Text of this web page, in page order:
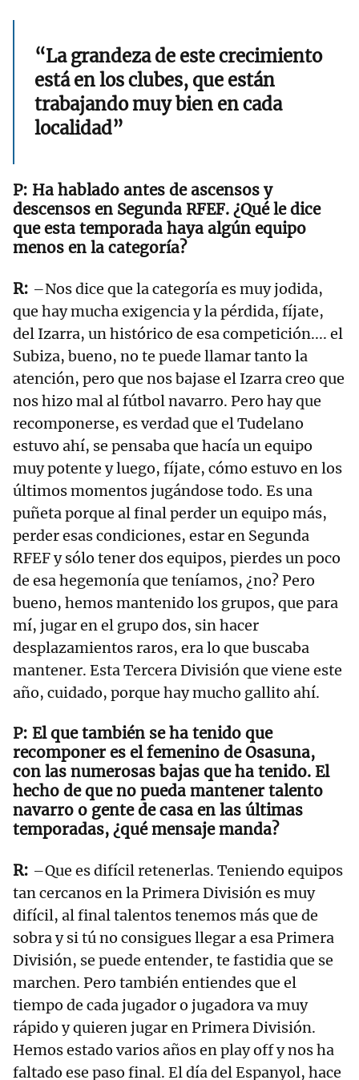
“La grandeza de este crecimiento
está en los clubes, que están
trabajando muy bien en cada
localidad”
Ha hablado antes de ascensos y
descensos en Segunda RFEF. ¿Qué le dice
que esta temporada haya algún equipo
menos en la categoría?
–Nos dice que la categoría es muy jodida,
que hay mucha exigencia y la pérdida, fíjate,
del Izarra, un histórico de esa competición.... el
Subiza, bueno, no te puede llamar tanto la
atención, pero que nos bajase el Izarra creo que
nos hizo mal al fútbol navarro. Pero hay que
recomponerse, es verdad que el Tudelano
estuvo ahí, se pensaba que hacía un equipo
muy potente y luego, fíjate, cómo estuvo en los
últimos momentos jugándose todo. Es una
puñeta porque al final perder un equipo más,
perder esas condiciones, estar en Segunda
RFEF y sólo tener dos equipos, pierdes un poco
de esa hegemonía que teníamos, ¿no? Pero
bueno, hemos mantenido los grupos, que para
mí, jugar en el grupo dos, sin hacer
desplazamientos raros, era lo que buscaba
mantener. Esta Tercera División que viene este
año, cuidado, porque hay mucho gallito ahí.
El que también se ha tenido que
recomponer es el femenino de Osasuna,
con las numerosas bajas que ha tenido. El
hecho de que no pueda mantener talento
navarro o gente de casa en las últimas
temporadas, ¿qué mensaje manda?
–Que es difícil retenerlas. Teniendo equipos
tan cercanos en la Primera División es muy
difícil, al final talentos tenemos más que de
sobra y si tú no consigues llegar a esa Primera
División, se puede entender, te fastidia que se
marchen. Pero también entiendes que el
tiempo de cada jugador o jugadora va muy
rápido y quieren jugar en Primera División.
Hemos estado varios años en play off y nos ha
faltado ese paso final. El día del Espanyol, hace